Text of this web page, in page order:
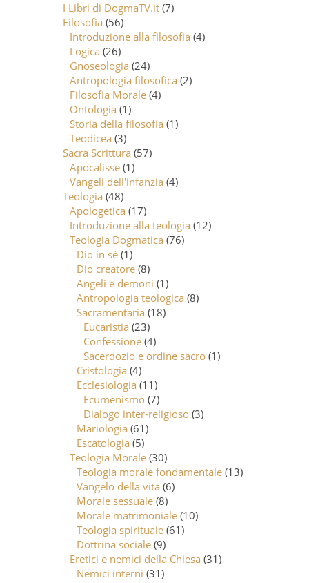
I Libri di DogmaTV.it (7)
Filosofia (56)
Introduzione alla filosofia (4)
Logica (26)
Gnoseologia (24)
Antropologia filosofica (2)
Filosofia Morale (4)
Ontologia (1)
Storia della filosofia (1)
Teodicea (3)
Sacra Scrittura (57)
Apocalisse (1)
Vangeli dell'infanzia (4)
Teologia (48)
Apologetica (17)
Introduzione alla teologia (12)
Teologia Dogmatica (76)
Dio in sé (1)
Dio creatore (8)
Angeli e demoni (1)
Antropologia teologica (8)
Sacramentaria (18)
Eucaristia (23)
Confessione (4)
Sacerdozio e ordine sacro (1)
Cristologia (4)
Ecclesiologia (11)
Ecumenismo (7)
Dialogo inter-religioso (3)
Mariologia (61)
Escatologia (5)
Teologia Morale (30)
Teologia morale fondamentale (13)
Vangelo della vita (6)
Morale sessuale (8)
Morale matrimoniale (10)
Teologia spirituale (61)
Dottrina sociale (9)
Eretici e nemici della Chiesa (31)
Nemici interni (31)